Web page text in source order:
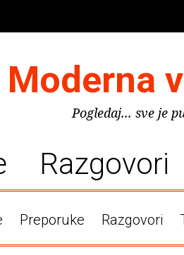
Moderna
Pogledaj... sve je
Razgovori
Preporuke Razgovori